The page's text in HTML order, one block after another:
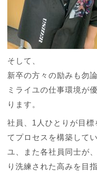
そして、
新卒の方々の励みも勿
ミライユの仕事環境が
ります。
社員、1人ひとりが目
てプロセスを構築して
ユ、また各社員同士が
り洗練された高みを目